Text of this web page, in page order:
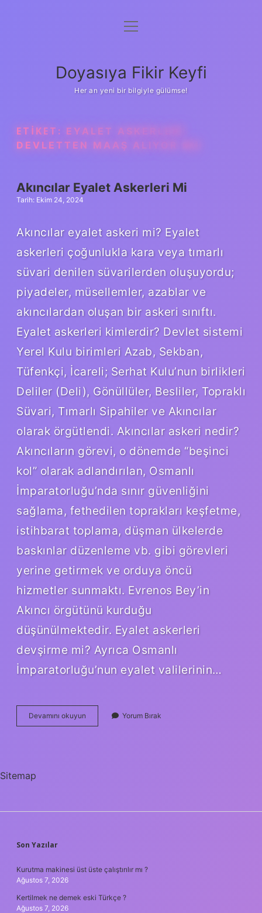
Anasayfa
Yasal Uyarı
menüyü
Doyasıya Fikir Keyfi
Her an yeni bir bilgiyle gülümse!
ETIKET: EYALET ASKERLERI
DEVLETTEN MAAŞ ALIYOR MU
Akıncılar Eyalet Askerleri Mi
Tarih: Ekim 24, 2024
Akıncılar eyalet askeri mi? Eyalet
askerleri çoğunlukla kara veya tımarlı
süvari denilen süvarilerden oluşuyordu;
piyadeler, müsellemler, azablar ve
akıncılardan oluşan bir askeri sınıftı.
Eyalet askerleri kimlerdir? Devlet sistemi
Yerel Kulu birimleri Azab, Sekban,
Tüfenkçi, İcareli; Serhat Kulu’nun birlikleri
Deliler (Deli), Gönüllüler, Besliler, Topraklı
Süvari, Tımarlı Sipahiler ve Akıncılar
olarak örgütlendi. Akıncılar askeri nedir?
Akıncıların görevi, o dönemde “beşinci
kol” olarak adlandırılan, Osmanlı
İmparatorluğu’nda sınır güvenliğini
sağlama, fethedilen toprakları keşfetme,
istihbarat toplama, düşman ülkelerde
baskınlar düzenleme vb. gibi görevleri
yerine getirmek ve orduya öncü
hizmetler sunmaktı. Evrenos Bey’in
Akıncı örgütünü kurduğu
düşünülmektedir. Eyalet askerleri
devşirme mi? Ayrıca Osmanlı
İmparatorluğu’nun eyalet valilerinin…
Devamını okuyun Akıncılar
Eyalet
Yorum Bırak
Sitemap
SIDEBAR
Son Yazılar
Kurutma makinesi üst üste çalıştırılır mı ?
Ağustos 7, 2026
Kertilmek ne demek eski Türkçe ?
Ağustos 7, 2026